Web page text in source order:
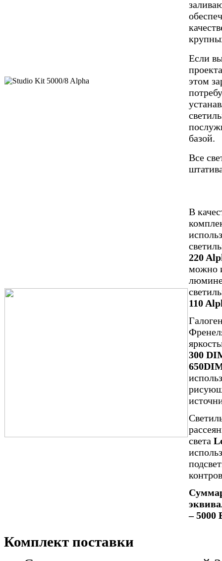
Если
этом
базой.
Все
В
220
можно
110
300
света
– 5000
Комплект поставки